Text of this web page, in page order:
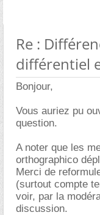
Re :
différentiel
Bonjour,
Vous auriez pu
question.
A noter que les
orthographico
Merci de
(surtout compte
voir, par la
discussion.